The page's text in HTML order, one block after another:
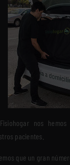
nos
pacientes.
que un gran